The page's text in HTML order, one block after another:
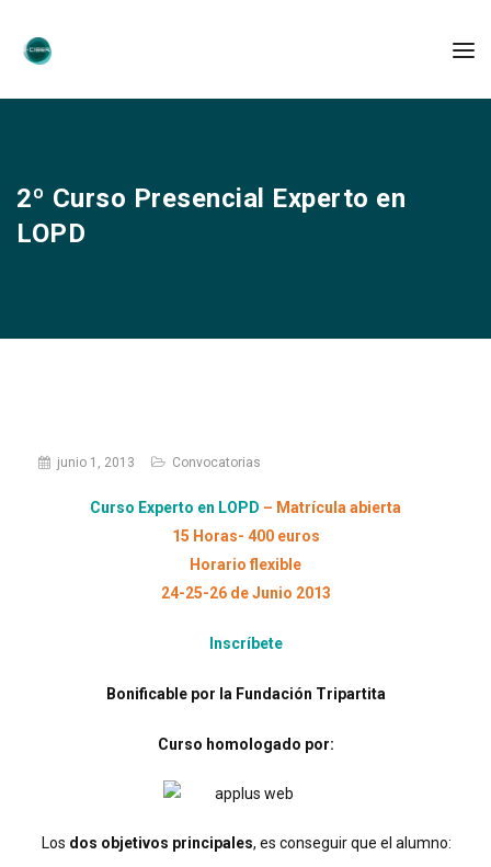
2º Curso Presencial Experto en
LOPD
junio 1, 2013 Convocatorias
Curso Experto en LOPD – Matrícula abierta
15 Horas- 400 euros
Horario flexible
24-25-26 de Junio 2013
Inscríbete
Bonificable por la Fundación Tripartita
Curso homologado por:
Los dos objetivos principales, es conseguir que el alumno: